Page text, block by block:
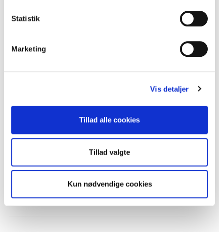
Statistik
Marketing
Vis detaljer
Tillad alle cookies
Tillad valgte
Kun nødvendige cookies
Sammenlign data
Benchmark og sammenlign dine omtaler med